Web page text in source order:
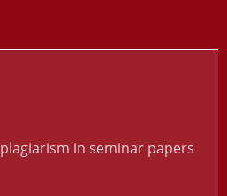
in seminar papers